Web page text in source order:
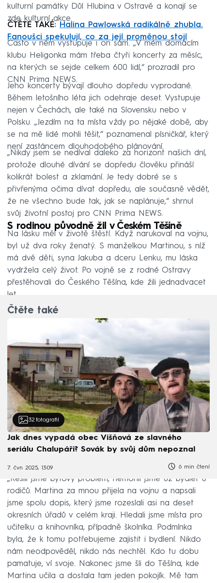
kulturní památky Důl Hlubina v Ostravě a konají se
zde kulturní akce.
ČTĚTE TAKÉ: Halina Pawlowská radikálně zhubla.
Fanoušci spekulují, co za její proměnou stojí
Často v něm vystupuje i on sám. „V mém domácím
klubu Heligonka mám třeba čtyři koncerty za měsíc,
na kterých se sejde celkem 600 lidí,“ prozradil pro
CNN Prima NEWS.
Jeho koncerty bývají dlouho dopředu vyprodané.
Během letošního léta jich odehraje deset. Vystupuje
nejen v Čechách, ale také na Slovensku nebo v
Polsku. „Jezdím na ta místa vždy po nějaké době, aby
se na mě lidé mohli těšit,“ poznamenal písničkář, který
není zastáncem dlouhodobého plánování.
„Nikdy jsem se nedíval daleko za horizont našich dní,
protože dlouhé dívání se dopředu člověku přináší
kolikrát bolest a zklamání. Je tedy dobré se s
přivřenýma očima dívat dopředu, ale současně vědět,
že ne všechno bude tak, jak se naplánuje,“ shrnul
svůj životní postoj pro CNN Prima NEWS.
S rodinou původně žil v Českém Těšíně
Na lásku měl v životě štěstí. Když narukoval na vojnu,
byl už dva roky ženatý. S manželkou Martinou, s níž
má dvě děti, syna Jakuba a dceru Lenku, mu láska
vydržela celý život. Po vojně se z rodné Ostravy
přestěhovali do Českého Těšína, kde žili jednadvacet
let.
Čtěte také
32 fotografií
Jak dnes vypadá obec Višňová ze slavného
seriálu Chalupáři? Sovák by svůj dům nepoznal
7. čvn 2025, 13:09 6 min čtení
„Řešili jsme bytový problém, nemohli jsme už bydlet u
rodičů. Martina za mnou přijela na vojnu a napsali
jsme spolu dopis, který jsme rozeslali asi na deset
okresních úřadů v celém kraji. Hledali jsme místa pro
učitelku a knihovníka, případně školníka. Podmínka
byla, že k tomu potřebujeme zajistit i bydlení. Nikdo
nám neodpověděl, nikdo nás nechtěl. Kdo tu dobu
pamatuje, ví svoje. Nakonec jsme šli do Těšína, kde
Martina učila a dostala tam jeden pokojík. Mě tam